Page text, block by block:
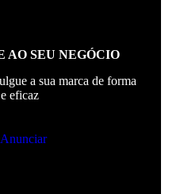
SEU NEGÓCIO
a sua marca de forma
eficaz